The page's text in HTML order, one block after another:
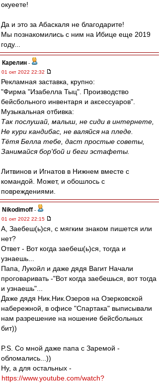
окуеете!
Да и это за Абаскаля не благодарите!
Мы познакомились с ним на Ибице еще 2019
году...
Карелин -
01 окт 2022 22:32
Рекламная заставка, крупно:
"Фирма "Изабелла Тыц". Производство
бейсбольного инвентаря и аксессуаров".
Музыкальная отбивка:
Так послушай, малыш, не сиди в интернете,
Не кури кандибас, не валяйся на пледе.
Тётя Белла тебе, даст простые советы,
Занимайся бор'бой и беги эстафеты.
Литвинов и Игнатов в Нижнем вместе с
командой. Может, и обошлось с
повреждениями.
Nikodimoff -
01 окт 2022 22:15
А, Заебеш(ь)ся, с мягким знаком пишется или
нет?
Ответ - Вот когда заебеш(ь)ся, тогда и
узнаешь...
Папа, Лукойл и даже дядя Вагит Начали
проговаривать -"Вот когда заебешься, вот тогда
и узнаешь"...
Даже дядя Ник.Ник.Озеров на Озерковской
набережной, в офисе "Спартака" выписывали
нам разрешение на ношение бейсбольных
бит))
P.S. Со мной даже папа с Заремой -
обломались...))
Ну, а для остальных -
https://www.youtube.com/watch?